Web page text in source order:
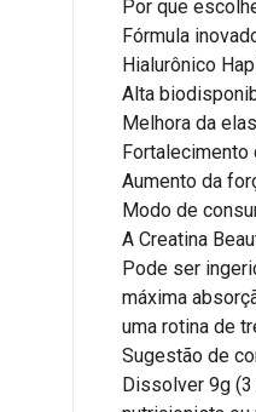
Por que
Fórmula
Hialurônico
Alta
Melhora da
Fortalecimento
Aumento da
Modo de
A Creatina
Pode ser
máxima
uma rotina de
Sugestão de
Dissolver 9g